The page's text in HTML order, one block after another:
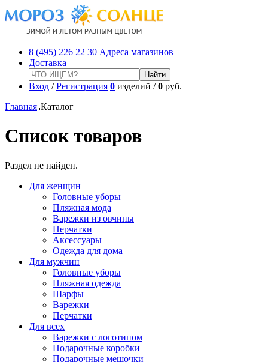
8 (495) 226 22 30 Адреса магазинов
Доставка
Вход /Регистрация 0 изделий /0 руб.
Главная Каталог
Список товаров
Раздел не найден.
Для женщин
Головные уборы
Пляжная мода
Варежки из овчины
Перчатки
Аксессуары
Одежда для дома
Для мужчин
Головные уборы
Пляжная одежда
Шарфы
Варежки
Перчатки
Для всех
Варежки с логотипом
Подарочные коробки
Подарочные мешочки